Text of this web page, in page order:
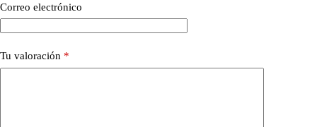
Correo electrónico
Tu valoración *